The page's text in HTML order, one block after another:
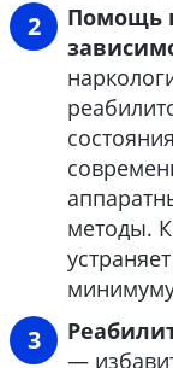
Помощь
методы.
—